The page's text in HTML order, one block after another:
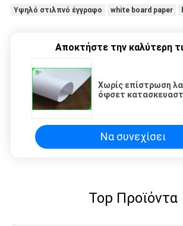
Υψηλό στιλπνό έγγραφο white board paper
Αποκτήστε την καλύτερη
Χωρίς επίστρωση
όφσετ
Να συνεχίσει
Top Προϊόντα